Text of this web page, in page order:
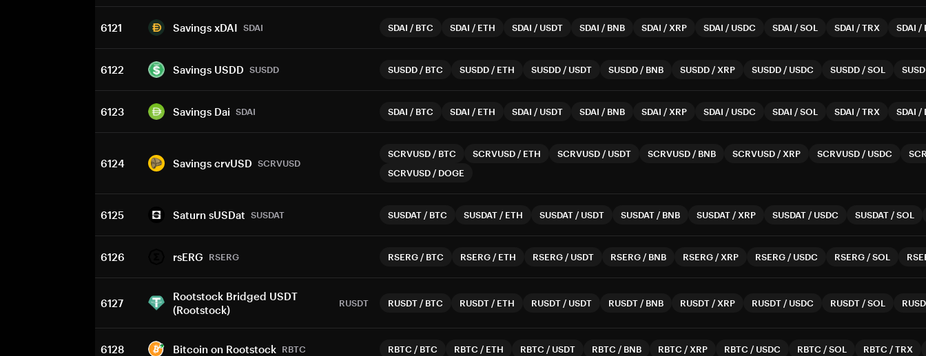
6121 Savings xDAI SDAI SDAI / BTC SDAI / ETH SDAI / USDT SDAI / BNB SDAI / XRP SDAI / USDC SDAI /SOL SDAI /TRX SDAI /
6122 Savings USDD SUSDD SUSDD / BTC SUSDD / ETH SUSDD / USDT SUSDD / BNB SUSDD / XRP SUSDD / USDC SUSDD /SOL
6123 Savings Dai SDAI SDAI / BTC SDAI / ETH SDAI / USDT SDAI / BNB SDAI / XRP SDAI / USDC SDAI /SOL SDAI /TRX SDAI /
6124 Savings crvUSD SCRVUSD
SCRVUSD / BTC SCRVUSD / ETH SCRVUSD / USDT SCRVUSD / BNB SCRVUSD / XRP SCRVUSD / USDC
SCRVUSD / DOGE
6125 Saturn sUSDat SUSDAT SUSDAT / BTC SUSDAT / ETH SUSDAT / USDT SUSDAT / BNB SUSDAT / XRP SUSDAT / USDC SUSDAT /SOL
6126 rsERG RSERG RSERG / BTC RSERG / ETH RSERG / USDT RSERG / BNB RSERG / XRP RSERG / USDC RSERG /SOL
6127
Rootstock Bridged USDT
(Rootstock)
RUSDT RUSDT / BTC RUSDT / ETH RUSDT / USDT RUSDT / BNB RUSDT / XRP RUSDT / USDC RUSDT /SOL
6128 Bitcoin on Rootstock RBTC RBTC / BTC RBTC / ETH RBTC / USDT RBTC / BNB RBTC / XRP RBTC / USDC RBTC /SOL RBTC /TRX